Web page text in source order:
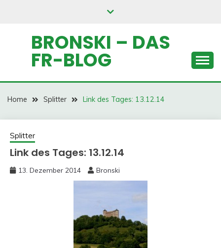
BRONSKI – DAS
FR-BLOG
Home Splitter Link des Tages: 13.12.14
Splitter
Link des Tages: 13.12.14
13. Dezember 2014 Bronski